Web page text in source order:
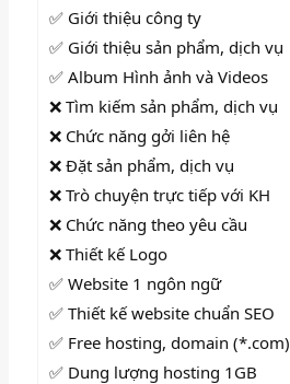
✅ Giới thiệu công ty
✅ Giới thiệu sản phẩm, dịch vụ
✅ Album Hình ảnh và Videos
❌ Tìm kiếm sản phẩm, dịch vụ
❌ Chức năng gởi liên hệ
❌ Đặt sản phẩm, dịch vụ
❌ Trò chuyện trực tiếp với KH
❌ Chức năng theo yêu cầu
❌ Thiết kế Logo
✅ Website 1 ngôn ngữ
✅ Thiết kế website chuẩn SEO
✅ Free hosting, domain (*.com)
✅ Dung lượng hosting 1GB